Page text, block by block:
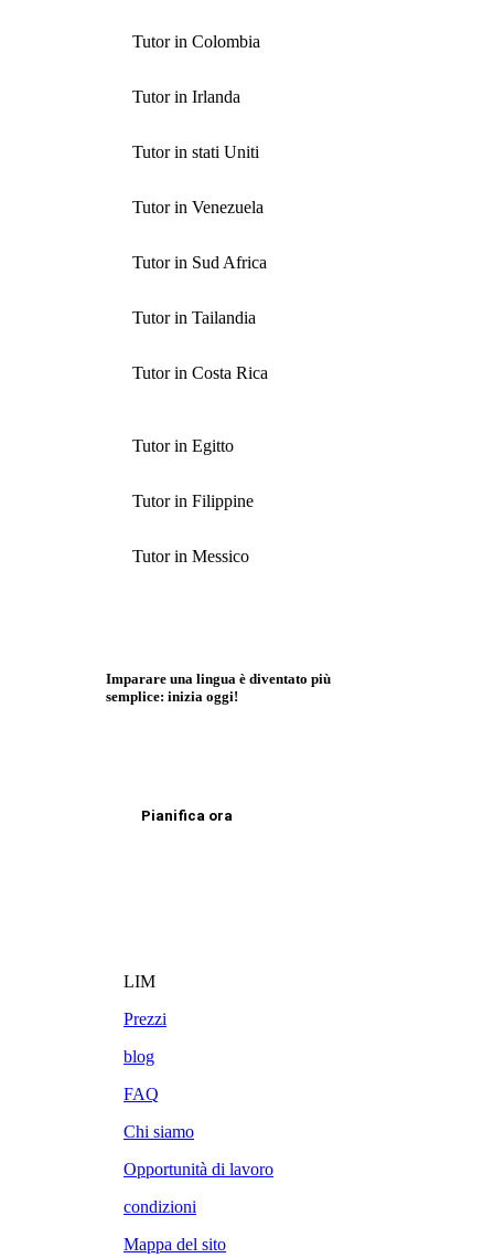
Tutor in Colombia
Tutor in Irlanda
Tutor in stati Uniti
Tutor in Venezuela
Tutor in Sud Africa
Tutor in Tailandia
Tutor in Costa Rica
Tutor in Egitto
Tutor in Filippine
Tutor in Messico
Imparare una lingua è diventato più
semplice: inizia oggi!
Pianifica ora
LIM
Prezzi
blog
FAQ
Chi siamo
Opportunità di lavoro
condizioni
Mappa del sito